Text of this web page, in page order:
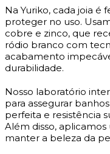
Na Yuriko, cada joia é
proteger no uso.
cobre e zinco, que
ródio branco com
acabamento
durabilidade.
Nosso laboratório
para assegurar
perfeita e resistência
Além disso,
manter a beleza da